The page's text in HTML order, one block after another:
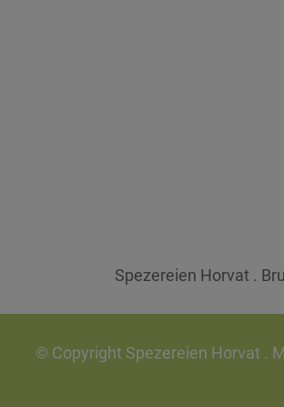
Spezereien Horvat .
© Copyright Spezereien Horvat .